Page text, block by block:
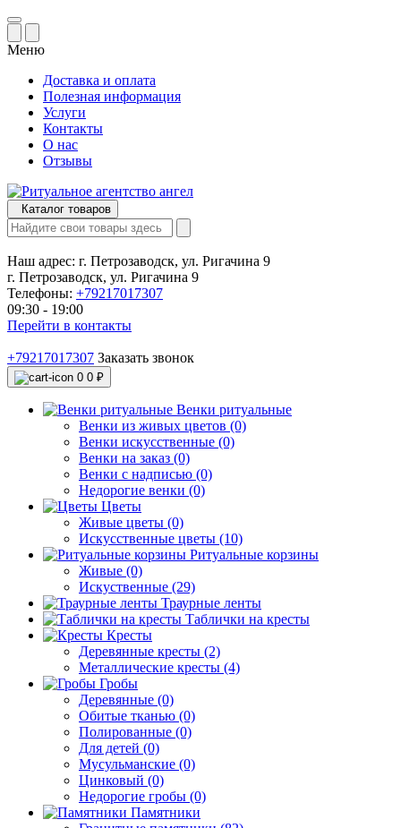
Меню
Доставка и оплата
Полезная информация
Услуги
Контакты
О нас
Отзывы
Каталог товаров
Наш адрес: г. Петрозаводск, ул. Ригачина 9
г. Петрозаводск, ул. Ригачина 9
Телефоны: +79217017307
09:30 - 19:00
Перейти в контакты
+79217017307 Заказать звонок
0 0 ₽
Венки ритуальные
Венки из живых цветов (0)
Венки искусственные (0)
Венки на заказ (0)
Венки с надписью (0)
Недорогие венки (0)
Цветы
Живые цветы (0)
Искусственные цветы (10)
Ритуальные корзины
Живые (0)
Искуственные (29)
Траурные ленты
Таблички на кресты
Кресты
Деревянные кресты (2)
Металлические кресты (4)
Гробы
Деревянные (0)
Обитые тканью (0)
Полированные (0)
Для детей (0)
Мусульманские (0)
Цинковый (0)
Недорогие гробы (0)
Памятники